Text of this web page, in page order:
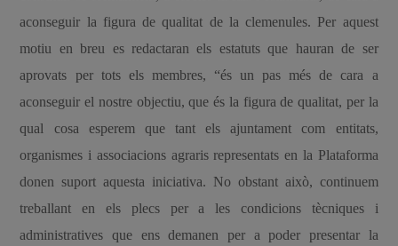
aconseguir la figura de qualitat de la clemenules. Per aquest
motiu en breu es redactaran els estatuts que hauran de ser
aprovats per tots els membres, “és un pas més de cara a
aconseguir el nostre objectiu, que és la figura de qualitat, per la
qual cosa esperem que tant els ajuntament com entitats,
organismes i associacions agraris representats en la Plataforma
donen suport aquesta iniciativa. No obstant això, continuem
treballant en els plecs per a les condicions tècniques i
administratives que ens demanen per a poder presentar la